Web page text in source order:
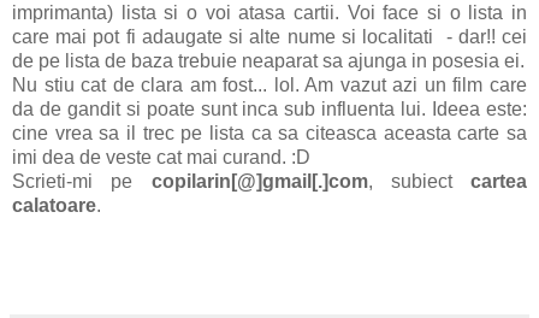
imprimanta) lista si o voi atasa cartii. Voi face si o lista in
care mai pot fi adaugate si alte nume si localitati - dar!! cei
de pe lista de baza trebuie neaparat sa ajunga in posesia ei.
Nu stiu cat de clara am fost... lol. Am vazut azi un film care
da de gandit si poate sunt inca sub influenta lui. Ideea este:
cine vrea sa il trec pe lista ca sa citeasca aceasta carte sa
imi dea de veste cat mai curand. :D
Scrieti-mi pe copilarin[@]gmail[.]com, subiect cartea
calatoare.